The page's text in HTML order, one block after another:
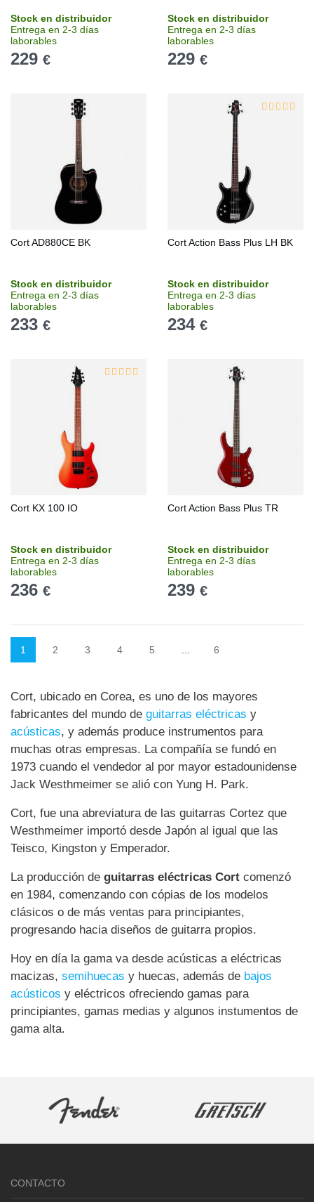
Stock en distribuidor
Entrega en 2-3 días
laborables
229 €
Stock en distribuidor
Entrega en 2-3 días
laborables
229 €
Cort AD880CE BK
Stock en distribuidor
Entrega en 2-3 días
laborables
233 €
Cort Action Bass Plus LH BK
Stock en distribuidor
Entrega en 2-3 días
laborables
234 €
Cort KX 100 IO
Stock en distribuidor
Entrega en 2-3 días
laborables
236 €
Cort Action Bass Plus TR
Stock en distribuidor
Entrega en 2-3 días
laborables
239 €
1 2 3 4 5 6
Cort, ubicado en Corea, es uno de los mayores
fabricantes del mundo de guitarras eléctricas y
acústicas, y además produce instrumentos para
muchas otras empresas. La compañía se fundó en
1973 cuando el vendedor al por mayor estadounidense
Jack Westhmeimer se alió con Yung H. Park.
Cort, fue una abreviatura de las guitarras Cortez que
Westhmeimer importó desde Japón al igual que las
Teisco, Kingston y Emperador.
La producción de guitarras eléctricas Cort comenzó
en 1984, comenzando con cópias de los modelos
clásicos o de más ventas para principiantes,
progresando hacia diseños de guitarra propios.
Hoy en día la gama va desde acústicas a eléctricas
macizas, semihuecas y huecas, además de bajos
acústicos y eléctricos ofreciendo gamas para
principiantes, gamas medias y algunos instumentos de
gama alta.
CONTACTO